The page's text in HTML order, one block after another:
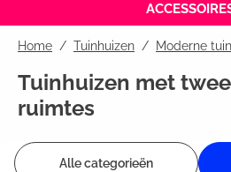
Home Tuinhuizen / Moderne
Tuinhuizen met twee
ruimtes
Alle categorieën